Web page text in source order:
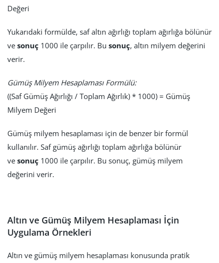
Değeri
Yukarıdaki formülde, saf altın ağırlığı toplam ağırlığa bölünür
ve sonuç 1000 ile çarpılır. Bu sonuç, altın milyem değerini
verir.
Gümüş Milyem Hesaplaması Formülü:
((Saf Gümüş Ağırlığı / Toplam Ağırlık) * 1000) = Gümüş
Milyem Değeri
Gümüş milyem hesaplaması için de benzer bir formül
kullanılır. Saf gümüş ağırlığı toplam ağırlığa bölünür
ve sonuç 1000 ile çarpılır. Bu sonuç, gümüş milyem
değerini verir.
Altın ve Gümüş Milyem Hesaplaması İçin
Uygulama Örnekleri
Altın ve gümüş milyem hesaplaması konusunda pratik